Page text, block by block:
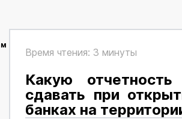
Время чтения: 3 минуты
Какую
сдавать при
банках на